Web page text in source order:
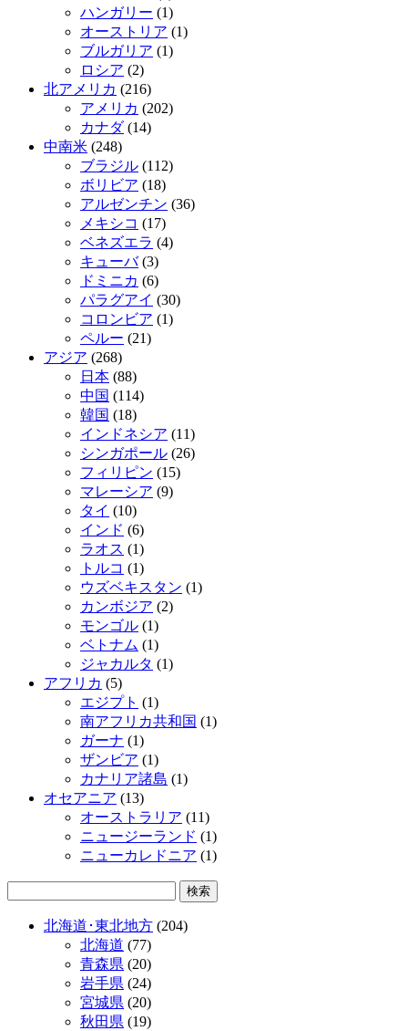
ハンガリー (1)
オーストリア (1)
ブルガリア (1)
ロシア (2)
北アメリカ (216)
アメリカ (202)
カナダ(14)
中南米 (248)
ブラジル (112)
ボリビア (18)
アルゼンチン (36)
メキシコ (17)
ベネズエラ (4)
キューバ(3)
ドミニカ (6)
パラグアイ (30)
コロンビア (1)
ペルー (21)
アジア (268)
日本 (88)
中国 (114)
韓国 (18)
インドネシア (11)
シンガポール (26)
フィリピン (15)
マレーシア (9)
タイ (10)
インド (6)
ラオス (1)
トルコ (1)
ウズベキスタン (1)
カンボジア (2)
モンゴル (1)
ベトナム (1)
ジャカルタ (1)
アフリカ (5)
エジプト (1)
南アフリカ共和国 (1)
ガーナ (1)
ザンビア (1)
カナリア諸島 (1)
オセアニア (13)
オーストラリア (11)
ニュージーランド (1)
ニューカレドニア (1)
北海道･東北地方 (204)
北海道 (77)
青森県 (20)
岩手県 (24)
宮城県 (20)
秋田県 (19)